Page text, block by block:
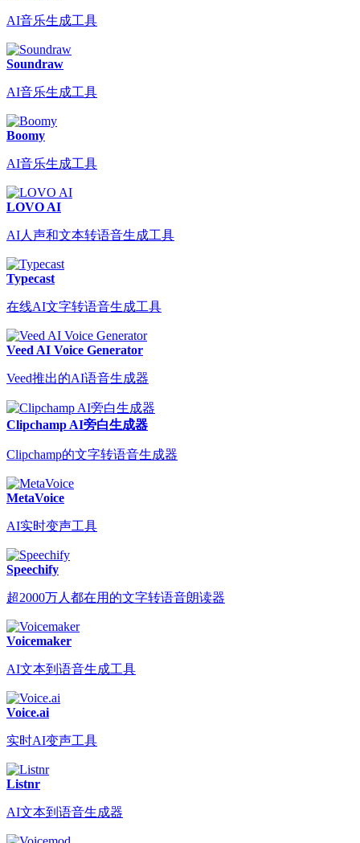
AI音乐生成工具
Soundraw
AI音乐生成工具
Boomy
AI音乐生成工具
LOVO AI
AI人声和文本转语音生成工具
Typecast
在线AI文字转语音生成工具
Veed AI Voice Generator
Veed推出的AI语音生成器
Clipchamp AI旁白生成器
Clipchamp的文字转语音生成器
MetaVoice
AI实时变声工具
Speechify
超2000万人都在用的文字转语音朗读器
Voicemaker
AI文本到语音生成工具
Voice.ai
实时AI变声工具
Listnr
AI文本到语音生成器